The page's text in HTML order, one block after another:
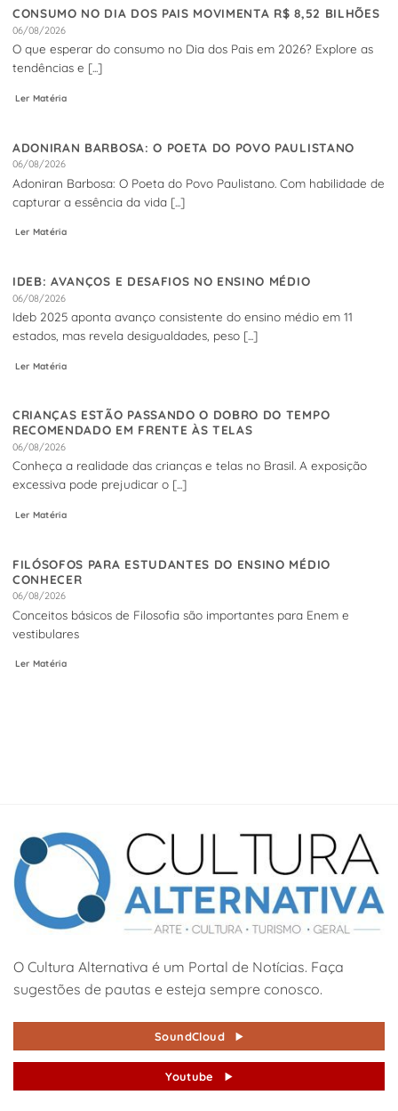
CONSUMO NO DIA DOS PAIS MOVIMENTA R$ 8,52 BILHÕES
06/08/2026
O que esperar do consumo no Dia dos Pais em 2026? Explore as
tendências e [...]
Ler Matéria
ADONIRAN BARBOSA: O POETA DO POVO PAULISTANO
06/08/2026
Adoniran Barbosa: O Poeta do Povo Paulistano. Com habilidade de
capturar a essência da vida [...]
Ler Matéria
IDEB: AVANÇOS E DESAFIOS NO ENSINO MÉDIO
06/08/2026
Ideb 2025 aponta avanço consistente do ensino médio em 11
estados, mas revela desigualdades, peso [...]
Ler Matéria
CRIANÇAS ESTÃO PASSANDO O DOBRO DO TEMPO
RECOMENDADO EM FRENTE ÀS TELAS
06/08/2026
Conheça a realidade das crianças e telas no Brasil. A exposição
excessiva pode prejudicar o [...]
Ler Matéria
FILÓSOFOS PARA ESTUDANTES DO ENSINO MÉDIO
CONHECER
06/08/2026
Conceitos básicos de Filosofia são importantes para Enem e
vestibulares
Ler Matéria
O Cultura Alternativa é um Portal de Notícias. Faça
sugestões de pautas e esteja sempre conosco.
SoundCloud
Youtube